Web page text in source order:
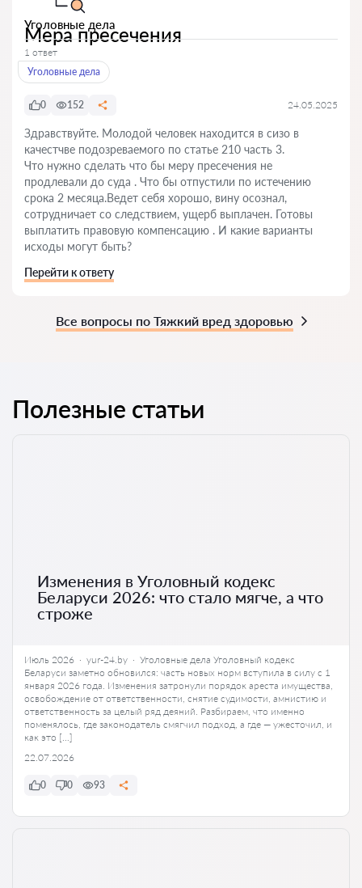
Уголовные дела
Мера пресечения
1 ответ
Уголовные дела
0 152 24.05.2025
Здравствуйте. Молодой человек находится в сизо в
качестчве подозреваемого по статье 210 часть 3.
Что нужно сделать что бы меру пресечения не
продлевали до суда . Что бы отпустили по истечению
срока 2 месяца.Ведет себя хорошо, вину осознал,
сотрудничает со следствием, ущерб выплачен. Готовы
выплатить правовую компенсацию . И какие варианты
исходы могут быть?
Перейти к ответу
Все вопросы по Тяжкий вред здоровью
Полезные статьи
Изменения в Уголовный кодекс
Беларуси 2026: что стало мягче, а что
строже
Июль 2026 · yur-24.by · Уголовные дела Уголовный кодекс
Беларуси заметно обновился: часть новых норм вступила в силу с 1
января 2026 года. Изменения затронули порядок ареста имущества,
освобождение от ответственности, снятие судимости, амнистию и
ответственность за целый ряд деяний. Разбираем, что именно
поменялось, где законодатель смягчил подход, а где — ужесточил, и
как это […]
22.07.2026
0 0 93